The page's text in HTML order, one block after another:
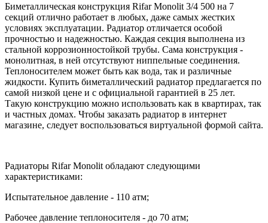
Биметаллическая конструкция Rifar Monolit 3/4 500 на 7
секций отлично работает в любых, даже самых жестких
условиях эксплуатации. Радиатор отличается особой
прочностью и надежностью. Каждая секция выполнена из
стальной коррозионностойкой трубы. Сама конструкция -
монолитная, в ней отсутствуют ниппельные соединения.
Теплоносителем может быть как вода, так и различные
жидкости. Купить биметаллический радиатор предлагается по
самой низкой цене и с официальной гарантией в 25 лет.
Такую конструкцию можно использовать как в квартирах, так
и частных домах. Чтобы заказать радиатор в интернет
магазине, следует воспользоваться виртуальной формой сайта.
Радиаторы Rifar Monolit обладают следующими
характеристиками:
Испытательное давление - 110 атм;
Рабочее давление теплоносителя - до 70 атм;